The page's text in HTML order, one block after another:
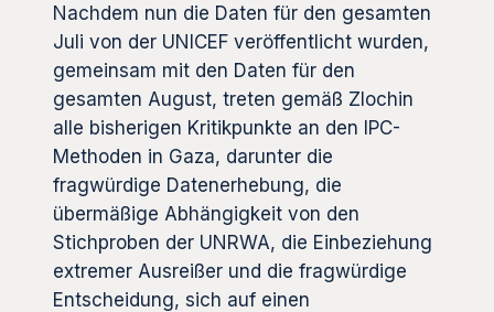
Nachdem nun die Daten für den gesamten
Juli von der UNICEF veröffentlicht wurden,
gemeinsam mit den Daten für den
gesamten August, treten gemäß Zlochin
alle bisherigen Kritikpunkte an den IPC-
Methoden in Gaza, darunter die
fragwürdige Datenerhebung, die
übermäßige Abhängigkeit von den
Stichproben der UNRWA, die Einbeziehung
extremer Ausreißer und die fragwürdige
Entscheidung, sich auf einen